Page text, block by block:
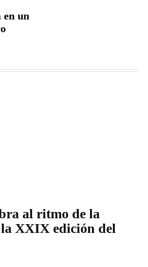
en un
al ritmo de la
XXIX edición del